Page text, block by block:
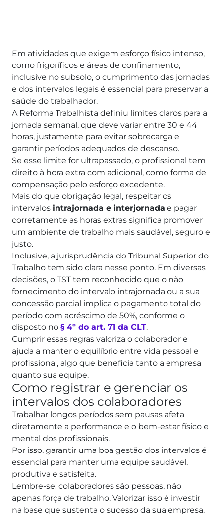
Em atividades que exigem esforço físico intenso,
como frigoríficos e áreas de confinamento,
inclusive no subsolo, o cumprimento das jornadas
e dos intervalos legais é essencial para preservar a
saúde do trabalhador.
A Reforma Trabalhista definiu limites claros para a
jornada semanal, que deve variar entre 30 e 44
horas, justamente para evitar sobrecarga e
garantir períodos adequados de descanso.
Se esse limite for ultrapassado, o profissional tem
direito à hora extra com adicional, como forma de
compensação pelo esforço excedente.
Mais do que obrigação legal, respeitar os
intervalos intrajornada e interjornada e pagar
corretamente as horas extras significa promover
um ambiente de trabalho mais saudável, seguro e
justo.
Inclusive, a jurisprudência do Tribunal Superior do
Trabalho tem sido clara nesse ponto. Em diversas
decisões, o TST tem reconhecido que o não
fornecimento do intervalo intrajornada ou a sua
concessão parcial implica o pagamento total do
período com acréscimo de 50%, conforme o
disposto no § 4º do art. 71 da CLT.
Cumprir essas regras valoriza o colaborador e
ajuda a manter o equilíbrio entre vida pessoal e
profissional, algo que beneficia tanto a empresa
quanto sua equipe.
Como registrar e gerenciar os
intervalos dos colaboradores
Trabalhar longos períodos sem pausas afeta
diretamente a performance e o bem-estar físico e
mental dos profissionais.
Por isso, garantir uma boa gestão dos intervalos é
essencial para manter uma equipe saudável,
produtiva e satisfeita.
Lembre-se: colaboradores são pessoas, não
apenas força de trabalho. Valorizar isso é investir
na base que sustenta o sucesso da sua empresa.